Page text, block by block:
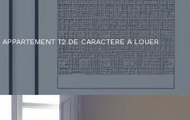
T2 DE CARACTERE A LOUER